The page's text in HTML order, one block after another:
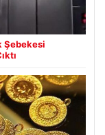
Şebekesi